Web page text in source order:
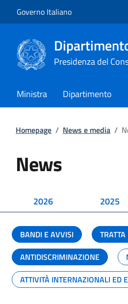
Governo Italiano
Presidenza del
Ministra Dipartimento
Homepage / News e media /
News
2026 2025
BANDI E AVVISI
ANTIDISCRIMINAZIONE
ATTIVITÀ INTERNAZIONALI ED